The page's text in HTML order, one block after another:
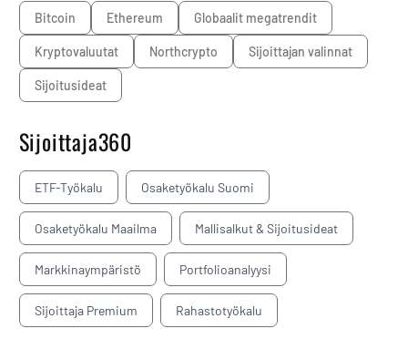
Bitcoin Ethereum Globaalit megatrendit
kryptovaluutat Northcrypto sijoittajan valinnat
sijoitusideat
Sijoittaja360
ETF-Työkalu Osaketyökalu Suomi
Osaketyökalu Maailma Mallisalkut & Sijoitusideat
Markkinaympäristö Portfolioanalyysi
Sijoittaja Premium Rahastotyökalu